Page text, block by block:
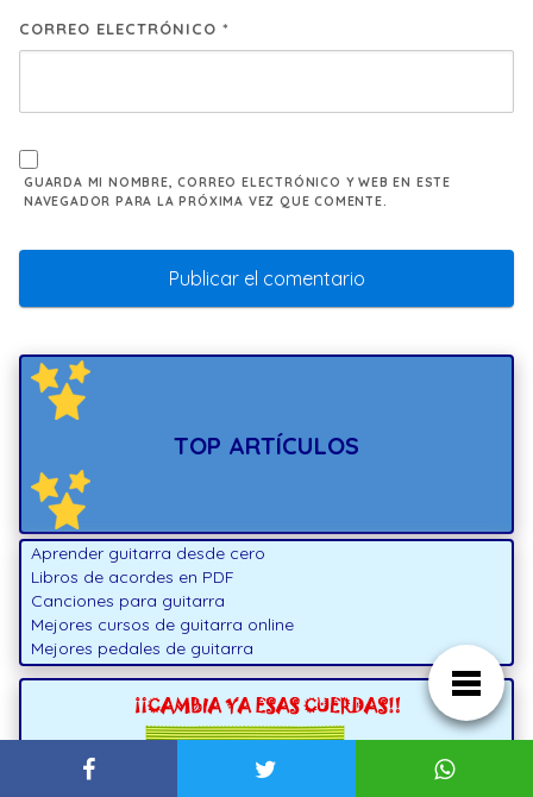
CORREO ELECTRÓNICO *
GUARDA MI NOMBRE, CORREO ELECTRÓNICO Y WEB EN ESTE
NAVEGADOR PARA LA PRÓXIMA VEZ QUE COMENTE.
TOP ARTÍCULOS
Aprender guitarra desde cero
Libros de acordes en PDF
Canciones para guitarra
Mejores cursos de guitarra online
Mejores pedales de guitarra